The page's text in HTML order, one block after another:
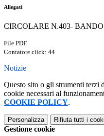
Allegati
CIRCOLARE N.403-
File PDF
Contatore click: 44
Notizie
Questo sito o gli strumenti terzi
cookie necessari al
COOKIE POLICY.
Personalizza Rifiuta tutti i
Gestione cookie